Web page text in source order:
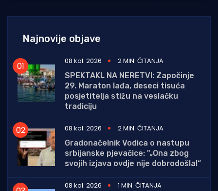
Najnovije objave
08 kol. 2026
2 MIN. ČITANJA
SPEKTAKL NA NERETVI: Započinje
29. Maraton lađa, deseci tisuća
posjetitelja stižu na veslačku
tradiciju
08 kol. 2026
2 MIN. ČITANJA
Gradonačelnik Vodica o nastupu
srbijanske pjevačice: "„Ona zbog
svojih izjava ovdje nije dobrodošla!“
08 kol. 2026
1 MIN. ČITANJA